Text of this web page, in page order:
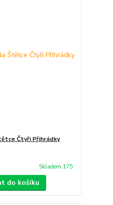
Čtyři Přihrádky
Skladem 175
do košíku